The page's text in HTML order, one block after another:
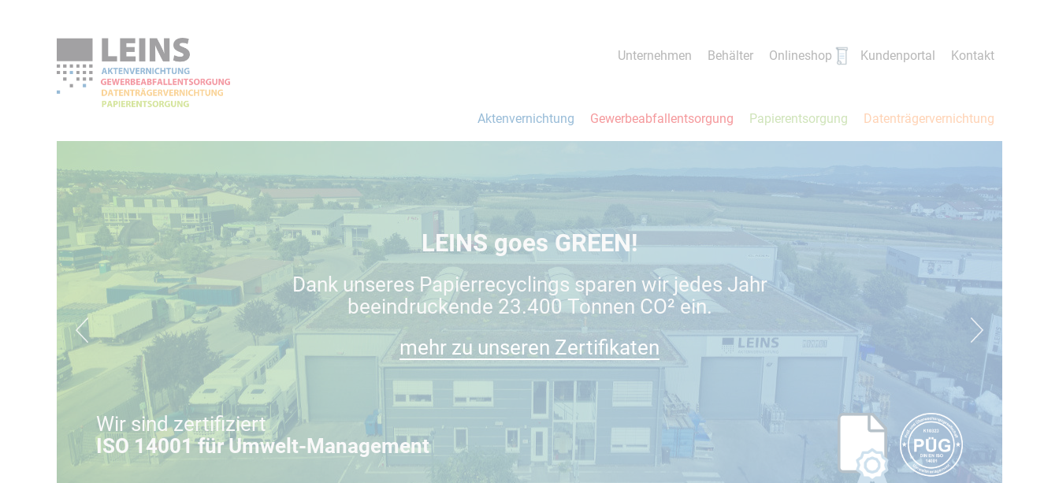
Unternehmen Behälter Onlineshop Kundenportal Kontakt
Aktenvernichtung Gewerbeabfallentsorgung Papierentsorgung Datenträgervernichtung
LEINS goes GREEN!
Dank unseres Papierrecyclings sparen wir jedes Jahr
beeindruckende 23.400 Tonnen CO² ein.
mehr zu unseren Zertifikaten
Wir sind zertifiziert
ISO 14001 für Umwelt-Management